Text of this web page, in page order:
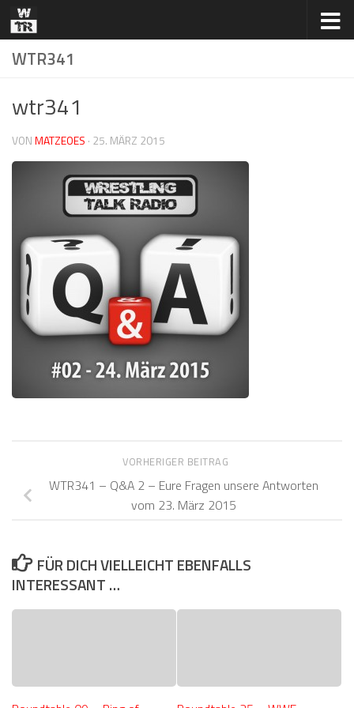
Zum Inhalt springen
WTR341
wtr341
VONMATZEOES · 25. MÄRZ 2015
VORHERIGER BEITRAG
WTR341 – Q&A 2 – Eure Fragen unsere Antworten
vom 23. März 2015
FÜR DICH VIELLEICHT EBENFALLS
INTERESSANT …